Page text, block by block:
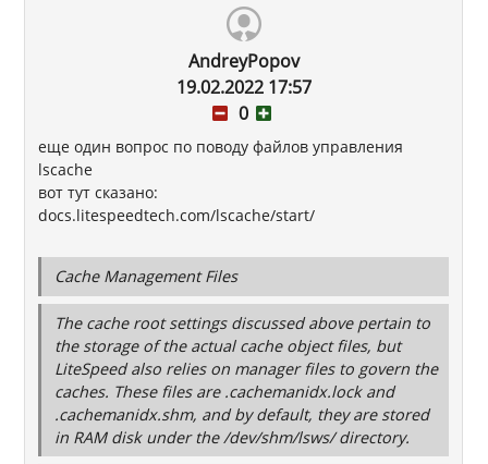
AndreyPopov
19.02.2022 17:57
0
еще один вопрос по поводу файлов управления
lscache
вот тут сказано:
docs.litespeedtech.com/lscache/start/
Cache Management Files
The cache root settings discussed above pertain to
the storage of the actual cache object files, but
LiteSpeed also relies on manager files to govern the
caches. These files are .cachemanidx.lock and
.cachemanidx.shm, and by default, they are stored
in RAM disk under the /dev/shm/lsws/ directory.